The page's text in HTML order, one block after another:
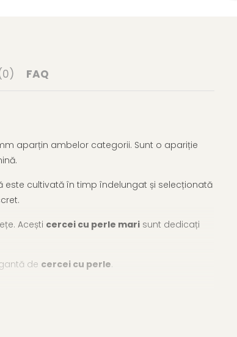
FAQ
mm aparțin ambelor categorii. Sunt o apariție
este cultivată în timp îndelungat și selecționată
Acești cercei cu perle mari sunt dedicați
de cercei cu perle.